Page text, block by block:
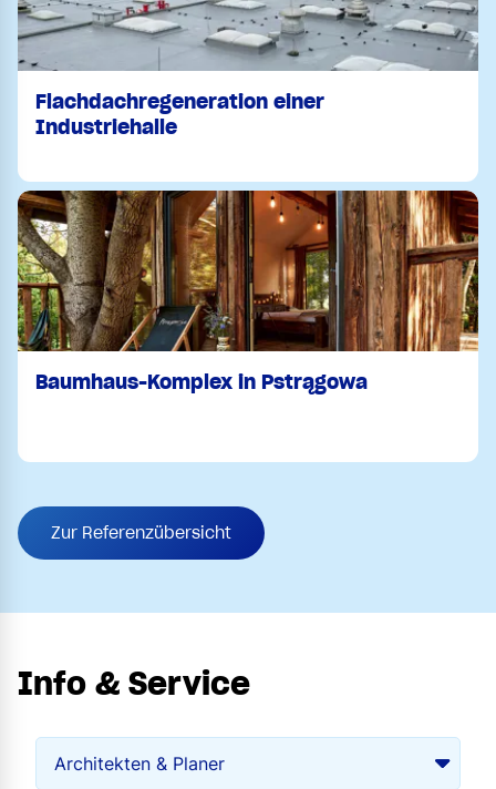
Flachdachregeneration einer
Industriehalle
Baumhaus-Komplex in Pstrągowa
Zur Referenzübersicht
Info & Service